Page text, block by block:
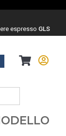
espresso GLS